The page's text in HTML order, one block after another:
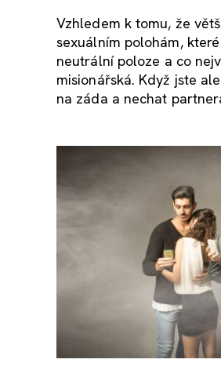
Vzhledem k tomu, že
sexuálním polohám,
neutrální poloze a co
misionářská. Když jste
na záda a nechat